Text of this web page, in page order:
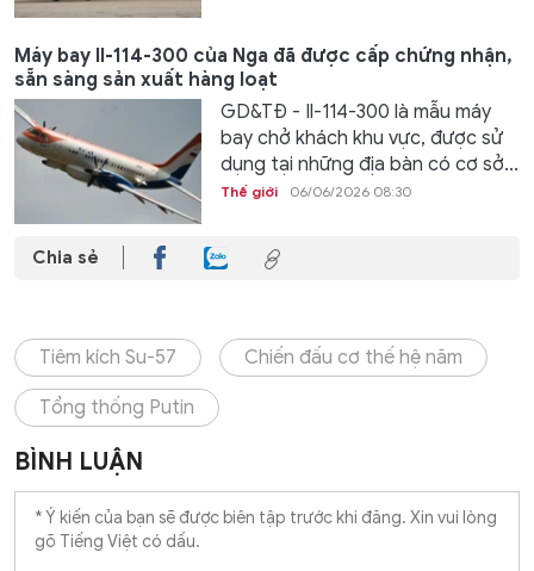
Máy bay Il-114-300 của Nga đã được cấp chứng nhận,
sẵn sàng sản xuất hàng loạt
GD&TĐ - Il-114-300 là mẫu máy
bay chở khách khu vực, được sử
dụng tại những địa bàn có cơ sở...
Thế giới 06/06/2026 08:30
Chia sẻ
Tiêm kích Su-57 Chiến đấu cơ thế hệ năm
Tổng thống Putin
BÌNH LUẬN